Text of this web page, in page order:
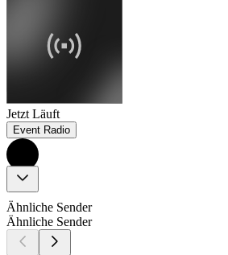
Jetzt Läuft
Event Radio
Ähnliche Sender
Ähnliche Sender